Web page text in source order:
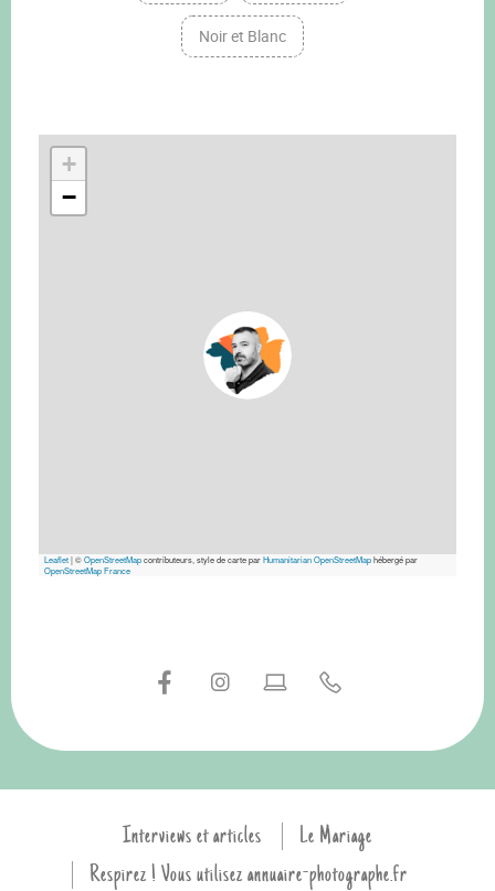
Noir et Blanc
+
−
Leaflet|©OpenStreetMapcontributeurs, style de carte parHumanitarian OpenStreetMaphébergé par
OpenStreetMap France
Interviews et articles
Le Mariage
Respirez ! Vous utilisez annuaire-photographe.fr